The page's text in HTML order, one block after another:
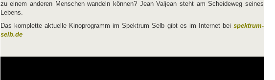
zu einem anderen Menschen wandeln können? Jean Valjean steht am Scheideweg seines
Lebens.
Das komplette aktuelle Kinoprogramm im Spektrum Selb gibt es im Internet beispektrum-
selb.de